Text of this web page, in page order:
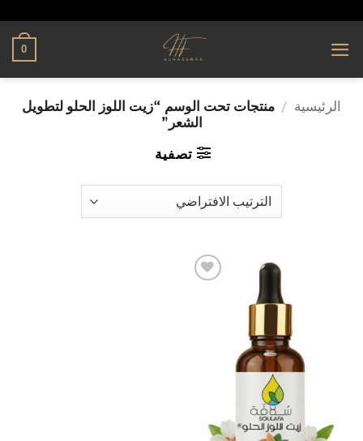
0
الرئيسية / منتجات تحت الوسم “زيت اللوز الحلو لتطويل
الشعر”
تصفية